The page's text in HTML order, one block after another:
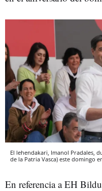
El lehendakari, Imanol Pradales,
de la Patria Vasca) este domingo
En referencia a EH